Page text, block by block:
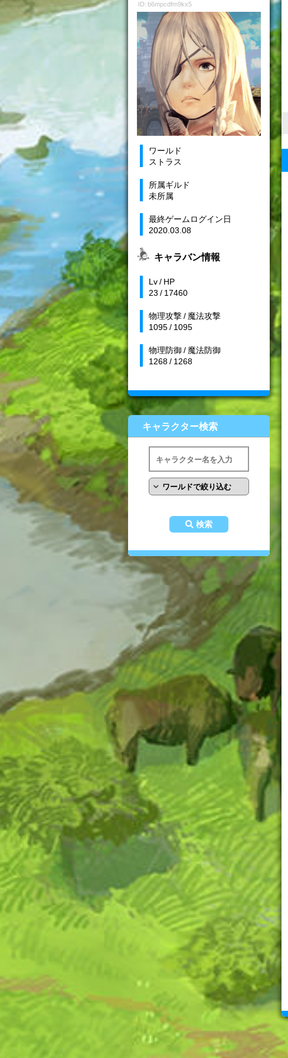
ID: b6mpcdfm9kx5
ワールド
ストラス
所属ギルド
未所属
最終ゲームログイン日
2020.03.08
キャラバン情報
Lv / HP
23 / 17460
物理攻撃 / 魔法攻撃
1095 / 1095
物理防御 / 魔法防御
1268 / 1268
キャラクター検索
検索